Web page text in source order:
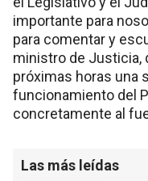
importante para
para comentar y
ministro de Justicia,
próximas horas una
funcionamiento del
concretamente al
Las más leídas